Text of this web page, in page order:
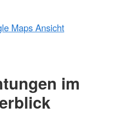
Maps Ansicht
im